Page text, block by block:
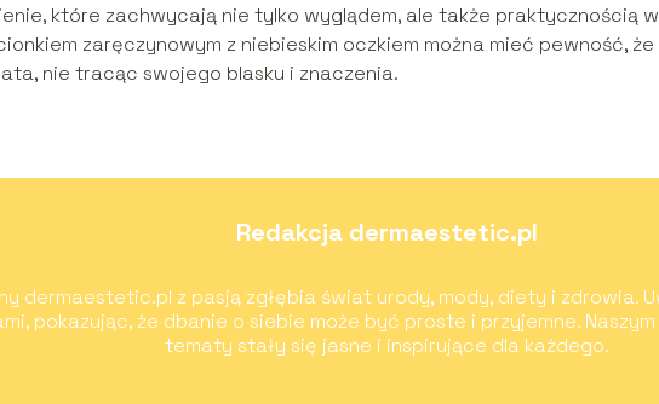
które zachwycają nie tylko wyglądem, ale także praktycznością w
zaręczynowym z niebieskim oczkiem można mieć pewność, że
nie tracąc swojego blasku i znaczenia.
Redakcja dermaestetic.pl
dermaestetic.pl z pasją zgłębia świat urody, mody, diety i zdrowia.
pokazując, że dbanie o siebie może być proste i przyjemne.
tematy stały się jasne i inspirujące dla każdego.